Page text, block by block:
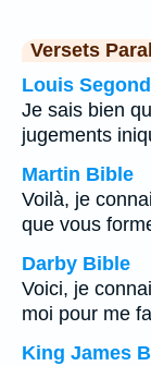
Versets
Louis
Je sais bien
jugements
Martin Bible
Voilà, je
que vous
Darby Bible
Voici, je
moi pour me
King James